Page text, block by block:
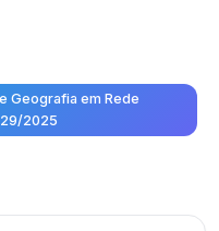
Geografia em Rede
2025